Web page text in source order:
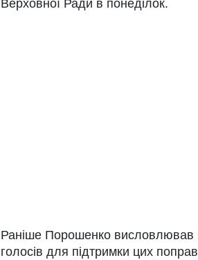
Верховної Ради в понеділок.
Раніше Порошенко висловлював
голосів для підтримки цих